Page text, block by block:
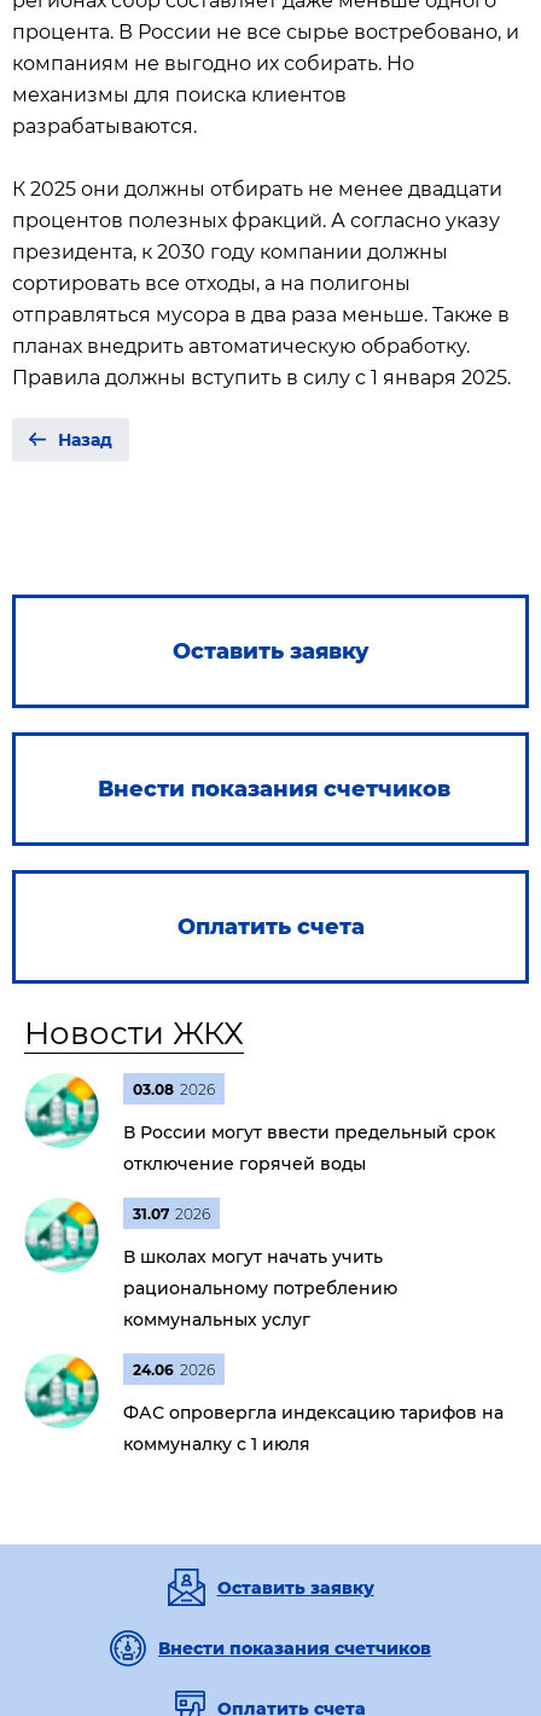
процента. В России не все сырье востребовано, и
компаниям не выгодно их собирать. Но
механизмы для поиска клиентов
разрабатываются.
К 2025 они должны отбирать не менее двадцати
процентов полезных фракций. А согласно указу
президента, к 2030 году компании должны
сортировать все отходы, а на полигоны
отправляться мусора в два раза меньше. Также в
планах внедрить автоматическую обработку.
Правила должны вступить в силу с 1 января 2025.
Назад
Оставить заявку
Внести показания счетчиков
Оплатить счета
Новости ЖКХ
03.08 2026
В России могут ввести предельный срок
отключение горячей воды
31.07 2026
В школах могут начать учить
рациональному потреблению
коммунальных услуг
24.06 2026
ФАС опровергла индексацию тарифов на
коммуналку с 1 июля
Оставить заявку
Внести показания счетчиков
Оплатить счета